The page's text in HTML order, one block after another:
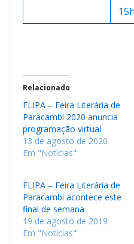
Relacionado
FLIPA – Feira Literária de
Paracambi 2020 anuncia
programação virtual
13 de agosto de 2020
Em "Notícias"
FLIPA – Feira Literária de
Paracambi acontece este
final de semana
19 de agosto de 2019
Em "Notícias"